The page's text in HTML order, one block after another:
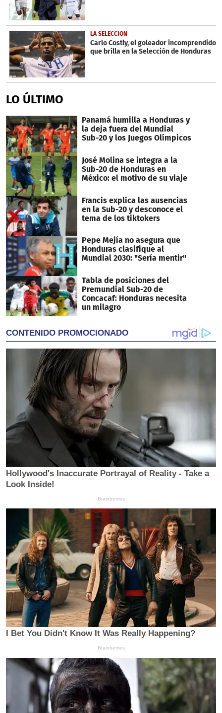
LA SELECCIÓN
Carlo Costly, el goleador incomprendido
que brilla en la Selección de Honduras
LO ÚLTIMO
Panamá humilla a Honduras y
la deja fuera del Mundial
Sub-20 y los Juegos Olímpicos
José Molina se integra a la
Sub-20 de Honduras en
México: el motivo de su viaje
Francis explica las ausencias
en la Sub-20 y desconoce el
tema de los tiktokers
Pepe Mejía no asegura que
Honduras clasifique al
Mundial 2030: "Sería mentir"
Tabla de posiciones del
Premundial Sub-20 de
Concacaf: Honduras necesita
un milagro